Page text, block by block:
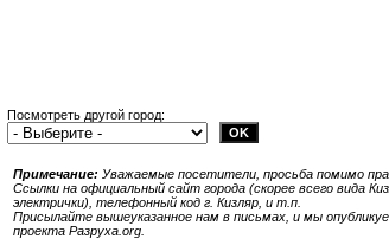
Посмотреть другой город:
Примечание: Уважаемые посетители, просьба помимо
Ссылки на официальный сайт города (скорее всего вида
электрички), телефонный код г. Кизляр, и т.п.
Присылайте вышеуказанное нам в письмах, и мы
проекта Разруха.org.